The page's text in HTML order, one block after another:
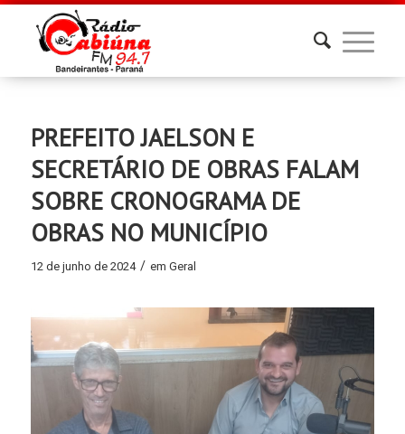
PREFEITO JAELSON E
SECRETÁRIO DE OBRAS FALAM
SOBRE CRONOGRAMA DE
OBRAS NO MUNICÍPIO
12 de junho de 2024 / em Geral